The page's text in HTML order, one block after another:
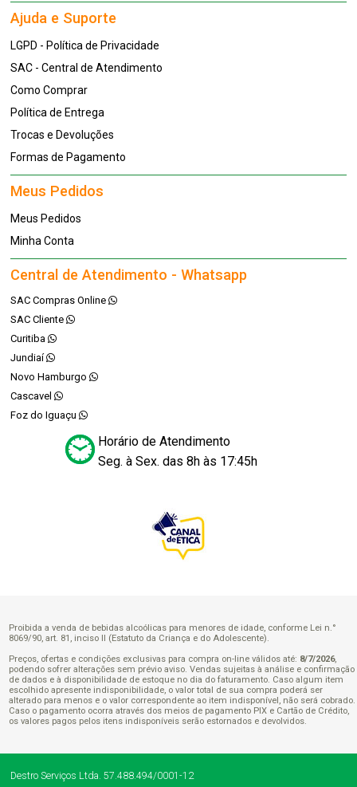
Ajuda e Suporte
LGPD - Política de Privacidade
SAC - Central de Atendimento
Como Comprar
Política de Entrega
Trocas e Devoluções
Formas de Pagamento
Meus Pedidos
Meus Pedidos
Minha Conta
Central de Atendimento - Whatsapp
SAC Compras Online
SAC Cliente
Curitiba
Jundiaí
Novo Hamburgo
Cascavel
Foz do Iguaçu
Horário de Atendimento
Seg. à Sex. das 8h às 17:45h
Proibida a venda de bebidas alcoólicas para menores de idade, conforme Lei n.°
8069/90, art. 81, inciso II (Estatuto da Criança e do Adolescente).
Preços, ofertas e condições exclusivas para compra on-line válidos até: 8/7/2026,
podendo sofrer alterações sem prévio aviso. Vendas sujeitas à análise e confirmação
de dados e à disponibilidade de estoque no dia do faturamento. Caso algum item
escolhido apresente indisponibilidade, o valor total de sua compra poderá ser
alterado para menos e o valor correspondente ao item indisponível, não será cobrado.
Caso o pagamento ocorra através dos meios de pagamento PIX e Cartão de Crédito,
os valores pagos pelos itens indisponíveis serão estornados e devolvidos.
Destro Serviços Ltda. 57.488.494/0001-12